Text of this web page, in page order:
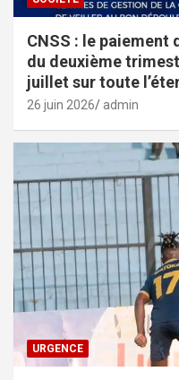
CNSS : le
du deuxième
juillet sur toute
26 juin 2026 admin
URGENCE